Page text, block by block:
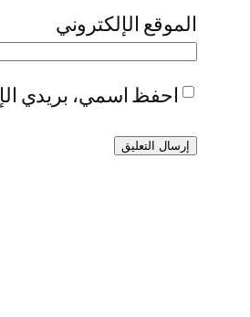
الموقع الإلكتروني
احفظ اسمي، بريدي